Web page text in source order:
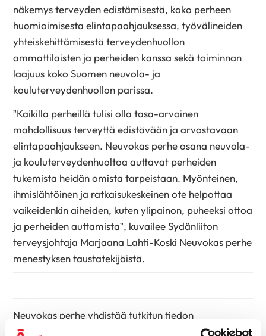
näkemys terveyden edistämisestä, koko perheen
huomioimisesta elintapaohjauksessa, työvälineiden
yhteiskehittämisestä terveydenhuollon
ammattilaisten ja perheiden kanssa sekä toiminnan
laajuus koko Suomen neuvola- ja
kouluterveydenhuollon parissa.
”Kaikilla perheillä tulisi olla tasa-arvoinen
mahdollisuus terveyttä edistävään ja arvostavaan
elintapaohjaukseen. Neuvokas perhe osana neuvola-
ja kouluterveydenhuoltoa auttavat perheiden
tukemista heidän omista tarpeistaan. Myönteinen,
ihmislähtöinen ja ratkaisukeskeinen ote helpottaa
vaikeidenkin aiheiden, kuten ylipainon, puheeksi ottoa
ja perheiden auttamista”, kuvailee Sydänliiton
terveysjohtaja Marjaana Lahti-Koski Neuvokas perhe
menestyksen taustatekijöistä.
Neuvokas perhe yhdistää tutkitun tiedon
myönteiseen ja ihmisten arkeen sopiviin ratkaisuihin